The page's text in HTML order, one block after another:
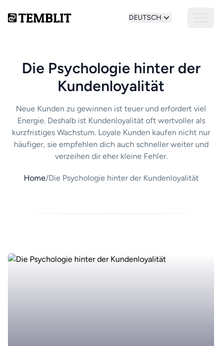
DEUTSCH
Die Psychologie hinter der
Kundenloyalität
Neue Kunden zu gewinnen ist teuer und erfordert viel
Energie. Deshalb ist Kundenloyalität oft wertvoller als
kurzfristiges Wachstum. Loyale Kunden kaufen nicht nur
häufiger, sie empfehlen dich auch schneller weiter und
verzeihen dir eher kleine Fehler.
Home/Die Psychologie hinter der Kundenloyalität